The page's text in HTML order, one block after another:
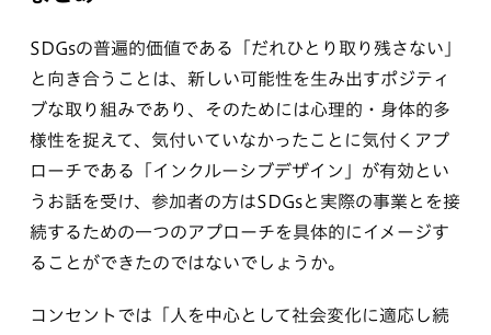
SDGsの普遍的価値である「だれひとり取り残さない」
と向き合うことは、新しい可能性を生み出すポジティ
ブな取り組みであり、そのためには心理的・身体的多
様性を捉えて、気付いていなかったことに気付くアプ
ローチである「インクルーシブデザイン」が有効とい
うお話を受け、参加者の方はSDGsと実際の事業とを接
続するための一つのアプローチを具体的にイメージす
ることができたのではないでしょうか。
コンセントでは「人を中心として社会変化に適応し続